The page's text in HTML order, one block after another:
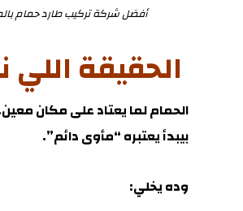
أفضل شركة تركيب طارد حمام
الحقيقة
الحمام لما يعتاد على مكان
بيبدأ يعتبره “مأوى دائم”.
وده يخلي: